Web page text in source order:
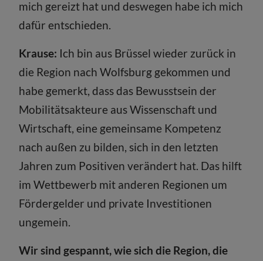
mich gereizt hat und deswegen habe ich mich
dafür entschieden.
Krause: Ich bin aus Brüssel wieder zurück in
die Region nach Wolfsburg gekommen und
habe gemerkt, dass das Bewusstsein der
Mobilitätsakteure aus Wissenschaft und
Wirtschaft, eine gemeinsame Kompetenz
nach außen zu bilden, sich in den letzten
Jahren zum Positiven verändert hat. Das hilft
im Wettbewerb mit anderen Regionen um
Fördergelder und private Investitionen
ungemein.
Wir sind gespannt, wie sich die Region, die